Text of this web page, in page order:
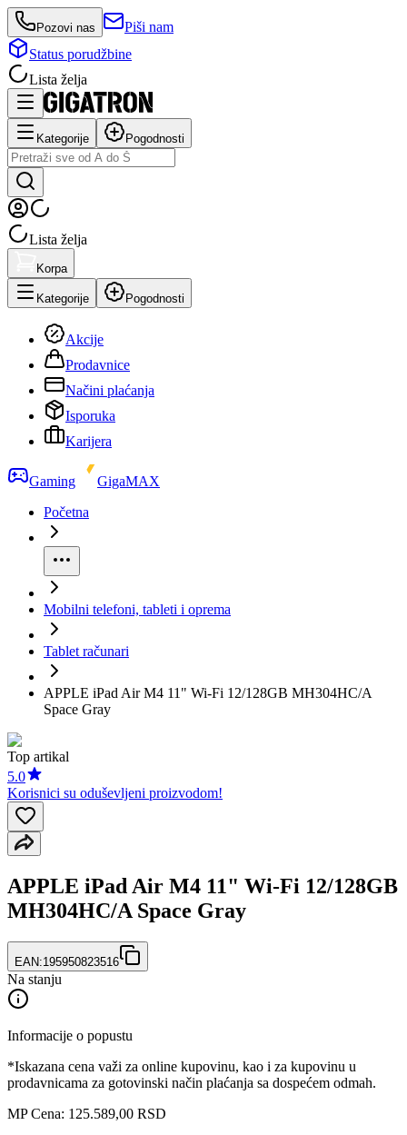
Pozovi nas
Piši nam
Status porudžbine
Lista želja
Kategorije Pogodnosti
Lista želja
Korpa
Kategorije Pogodnosti
Akcije
Prodavnice
Načini plaćanja
Isporuka
Karijera
Gaming
GigaMAX
Početna
Mobilni telefoni, tableti i oprema
Tablet računari
APPLE iPad Air M4 11" Wi-Fi 12/128GB MH304HC/A
Space Gray
Top artikal
5.0
Korisnici su oduševljeni proizvodom!
APPLE iPad Air M4 11" Wi-Fi 12/128GB
MH304HC/A Space Gray
EAN:195950823516
Na stanju
Informacije o popustu
*Iskazana cena važi za online kupovinu, kao i za kupovinu u
prodavnicama za gotovinski način plaćanja sa dospećem odmah.
MP Cena: 125.589,00 RSD